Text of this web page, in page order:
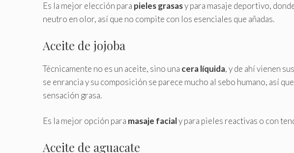
Es la mejor elección para pieles grasasy para masaje deportivo,
neutro en olor, así que no compite con los esenciales que añadas.
Aceite de jojoba
Técnicamente no es un aceite, sino una cera líquida, y de ahí vienen
se enrancia y su composición se parece mucho al sebo humano, así
sensación grasa.
Es la mejor opción para masaje facialy para pieles reactivas o con
Aceite de aguacate